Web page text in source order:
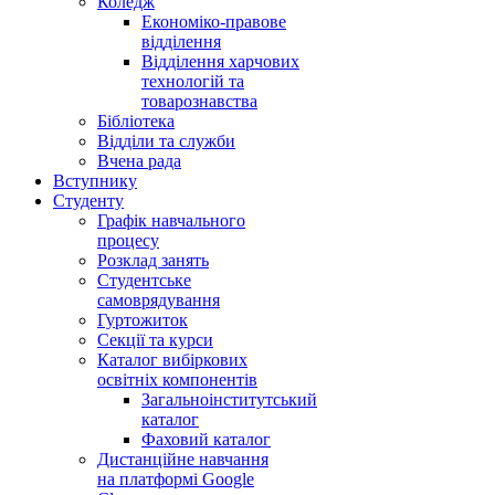
Економіко-правове
відділення
Відділення харчових
технологій та
товарознавства
Бібліотека
Відділи та служби
Вчена рада
Вступнику
Студенту
Графік навчального
процесу
Розклад занять
Студентське
самоврядування
Гуртожиток
Секції та курси
Каталог вибіркових
освітніх компонентів
Загальноінститутський
каталог
Фаховий каталог
Дистанційне навчання
на платформі Google